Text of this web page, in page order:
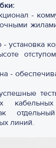
-
установка
-
линий.